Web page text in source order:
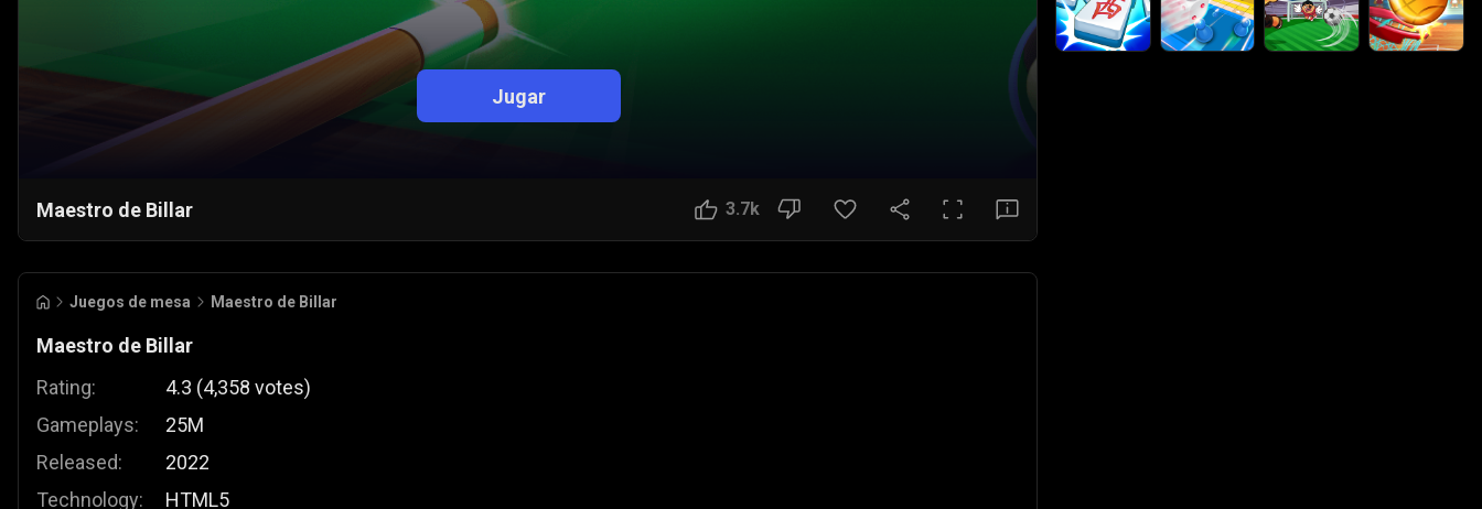
Jugar
Maestro de Billar 3.7k
Juegos de mesa Maestro de Billar
Maestro de Billar
Rating:
Gameplays:
Released:
Technology:
4.3 (4,358 votes)
25M
2022
HTML5